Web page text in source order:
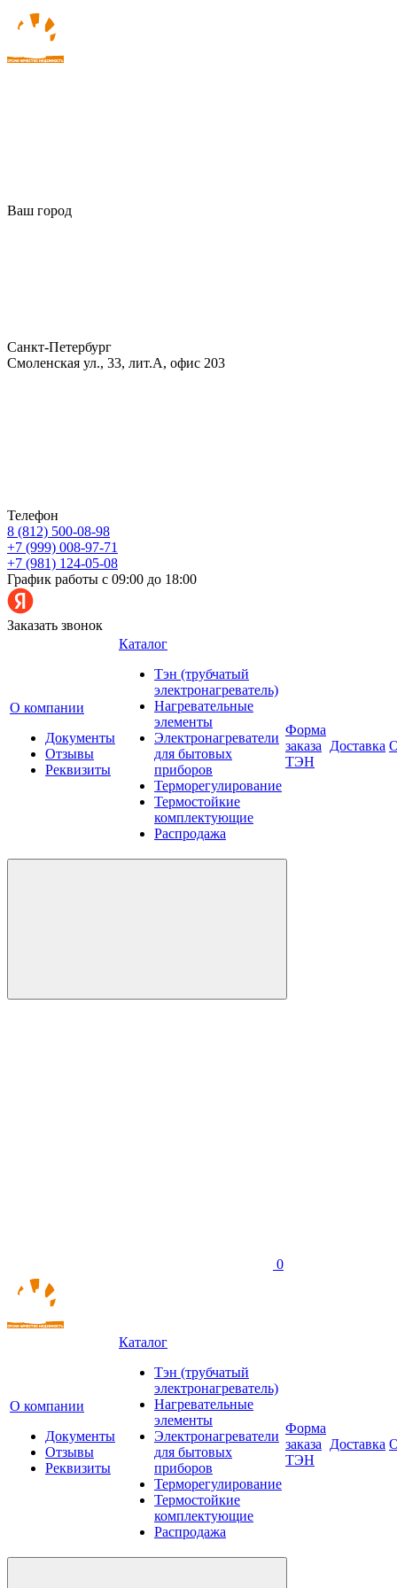
Ваш город
Санкт-Петербург
Смоленская ул., 33, лит.А, офис 203
Телефон
8 (812) 500-08-98
+7 (999) 008-97-71
+7 (981) 124-05-08
График работы с 09:00 до 18:00
Заказать звонок
О компании
Документы
Отзывы
Реквизиты
Каталог
Тэн (трубчатый
электронагреватель)
Нагревательные
элементы
Электронагреватели
для бытовых
приборов
Терморегулирование
Термостойкие
комплектующие
Распродажа
Форма
заказа
ТЭН
Доставка
0
О компании
Документы
Отзывы
Реквизиты
Каталог
Тэн (трубчатый
электронагреватель)
Нагревательные
элементы
Электронагреватели
для бытовых
приборов
Терморегулирование
Термостойкие
комплектующие
Распродажа
Форма
заказа
ТЭН
Доставка